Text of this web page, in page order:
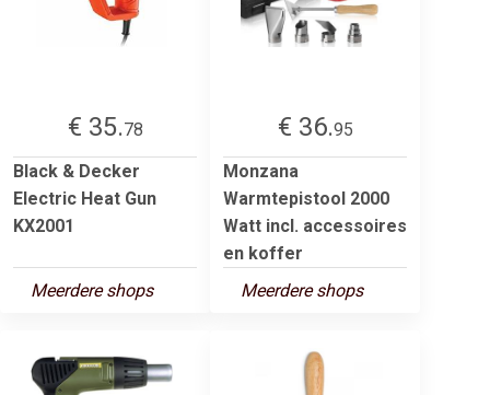
€ 35.78
Black & Decker
Electric Heat Gun
KX2001
Meerdere shops
€ 36.95
Monzana
Warmtepistool 2000
Watt incl. accessoires
en koffer
Meerdere shops